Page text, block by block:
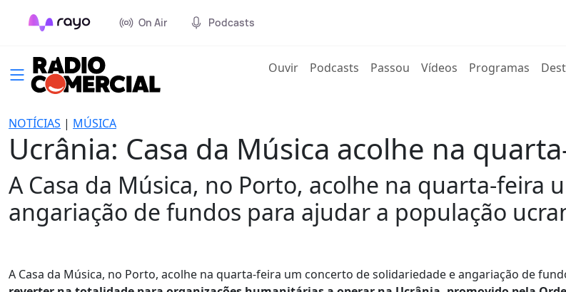
On Air Podcasts
Ouvir(current)
Podcasts Passou Vídeos Programas
NOTÍCIAS | MÚSICA
Ucrânia: Casa da Música acolhe na
A Casa da Música, no Porto, acolhe na quarta-feira
angariação de fundos para ajudar a população
A Casa da Música, no Porto, acolhe na quarta-feira um concerto de solidariedade e angariação de